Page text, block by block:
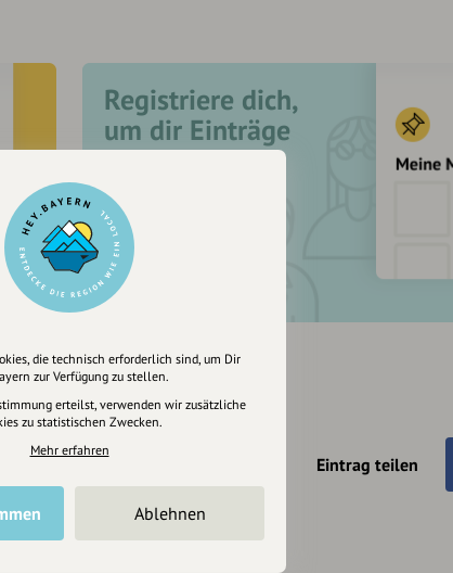
Registriere dich,
um dir Einträge
zu merken
Eintrag teilen
die technisch erforderlich sind, um Dir
zur Verfügung zu stellen.
erteilst, verwenden wir zusätzliche
zu statistischen Zwecken.
Mehr erfahren
Ablehnen